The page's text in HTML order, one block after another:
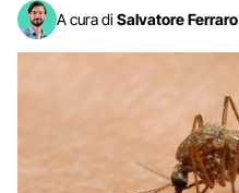
A cura di Salvatore Ferraro